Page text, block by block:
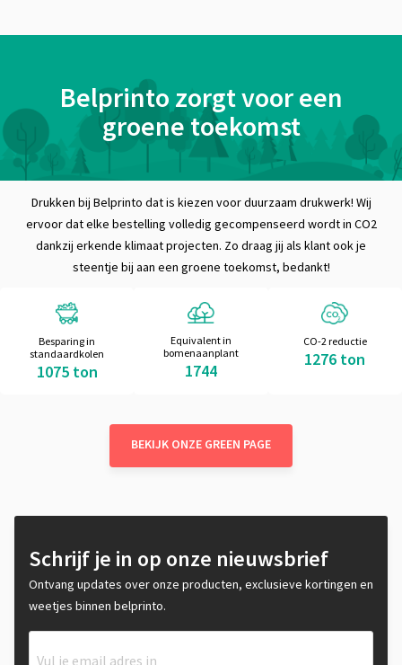
Belprinto zorgt voor een
groene toekomst
Drukken bij Belprinto dat is kiezen voor duurzaam drukwerk! Wij
ervoor dat elke bestelling volledig gecompenseerd wordt in CO2
dankzij erkende klimaat projecten. Zo draag jij als klant ook je
steentje bij aan een groene toekomst, bedankt!
Besparing in
standaardkolen
1075 ton
Equivalent in
bomenaanplant
1744
CO-2 reductie
1276 ton
BEKIJK ONZE GREEN PAGE
Schrijf je in op onze nieuwsbrief
Ontvang updates over onze producten, exclusieve kortingen en
weetjes binnen belprinto.